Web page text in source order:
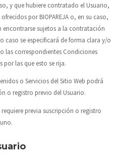
y que hubiere contratado el Usuario,
ofrecidos porBIOPAREJAo, en su caso,
encontrarse sujetos a la contratación
caso se especificará de forma clara y/o
las correspondientes Condiciones
por las que esto se rija.
o Servicios del Sitio Web podrá
o registro previo del Usuario.
previa suscripción o registro